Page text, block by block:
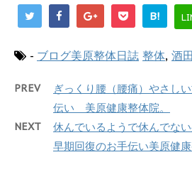
B!
- ブログ美原整体日誌 整体, 酒
PREV
ぎっくり腰（腰痛）やさし
伝い 美原健康整体院。
NEXT
休んでいるようで休んでな
早期回復のお手伝い美原健康